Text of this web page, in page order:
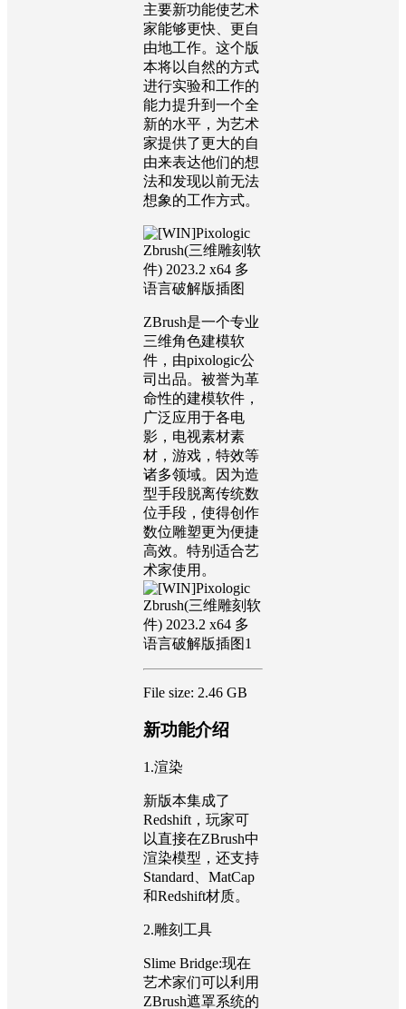
主要新功能使艺术
家能够更快、更自
由地工作。这个版
本将以自然的方式
进行实验和工作的
能力提升到一个全
新的水平，为艺术
家提供了更大的自
由来表达他们的想
法和发现以前无法
想象的工作方式。
ZBrush是一个专业
三维角色建模软
件，由pixologic公
司出品。被誉为革
命性的建模软件，
广泛应用于各电
影，电视素材素
材，游戏，特效等
诸多领域。因为造
型手段脱离传统数
位手段，使得创作
数位雕塑更为便捷
高效。特别适合艺
术家使用。
File size: 2.46 GB
新功能介绍
1.渲染
新版本集成了
Redshift，玩家可
以直接在ZBrush中
渲染模型，还支持
Standard、MatCap
和Redshift材质。
2.雕刻工具
Slime Bridge:现在
艺术家们可以利用
ZBrush遮罩系统的